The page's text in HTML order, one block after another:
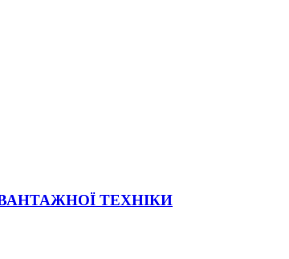
ТЕХНІКИ